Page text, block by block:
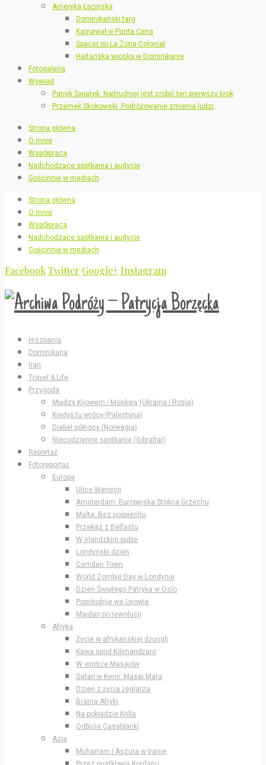
Ameryka Łacińska
Dominikański targ
Karnawał w Punta Cana
Spacer po La Zona Colonial
Haitańska wioska w Dominikanie
Fotogaleria
Wywiad
Patryk Świątek: Najtrudniej jest zrobić ten pierwszy krok
Przemek Skokowski: Podróżowanie zmienia ludzi
Strona główna
O mnie
Współpraca
Nadchodzące spotkania i audycje
Gościnnie w mediach
Strona główna
O mnie
Współpraca
Nadchodzące spotkania i audycje
Gościnnie w mediach
FacebookTwitter Google+Instagram
Hiszpania
Dominikana
Iran
Travel & Life
Przygoda
Między Kijowem i Moskwą (Ukraina i Rosja)
Kiedyś tu wrócę (Palestyna)
Diabeł północy (Norwegia)
Niecodzienne spotkanie (Gibraltar)
Reportaż
Fotoreportaż
Europa
Ulice Wenecji
Amsterdam: Europejska Stolica Grzechu
Malta: Bez pośpiechu
Przekaz z Belfastu
W irlandzkim pubie
Londyński dzień
Camden Town
World Zombie Day w Londynie
Dzień Świętego Patryka w Oslo
Popołudnie we Lwowie
Majdan po rewolucji
Afryka
Życie w afrykańskiej dżungli
Kawa spod Kilimandżaro
W wiosce Masajów
Safari w Kenii: Masai Mara
Dzień z życia żeglarza
Brama Afryki
Na pokładzie Krilla
Odbicia Casablanki
Azja
Muharram i Aszura w Iranie